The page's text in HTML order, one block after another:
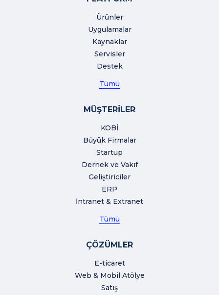
Ürünler
Uygulamalar
Kaynaklar
Servisler
Destek
Tümü
MÜŞTERİLER
KOBİ
Büyük Firmalar
Startup
Dernek ve Vakıf
Geliştiriciler
ERP
İntranet & Extranet
Tümü
ÇÖZÜMLER
E-ticaret
Web & Mobil Atölye
Satış